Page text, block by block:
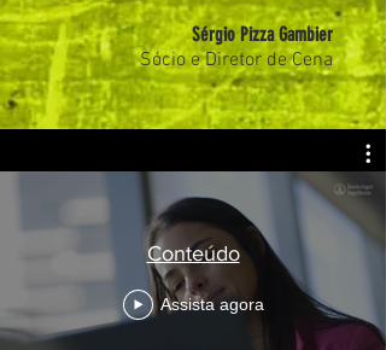
Sérgio Pizza Gambier
Sócio e Diretor de Cena
Conteúdo
Assista agora